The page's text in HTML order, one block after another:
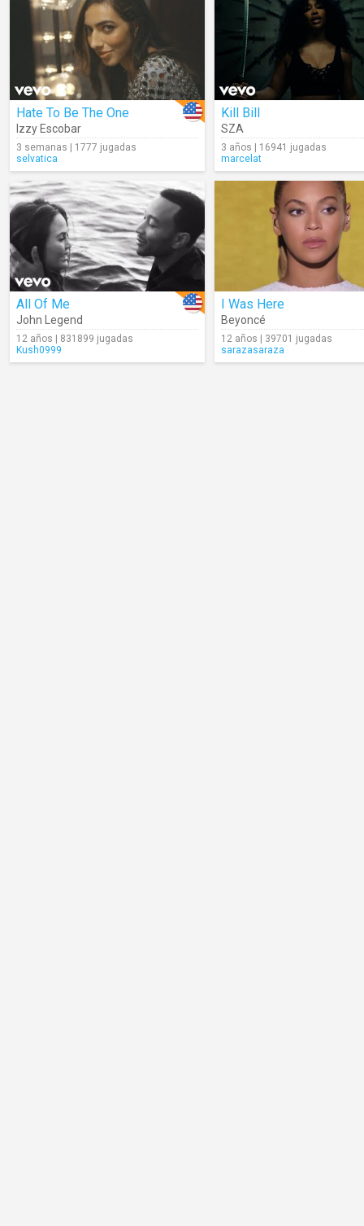
Hate To Be The One
Izzy Escobar
3 semanas | 1777 jugadas
selvatica
Kill Bill
SZA
3 años | 16941 jugadas
marcelat
All Of Me
John Legend
12 años | 831899 jugadas
Kush0999
I Was Here
Beyoncé
12 años | 39701 jugadas
sarazasaraza